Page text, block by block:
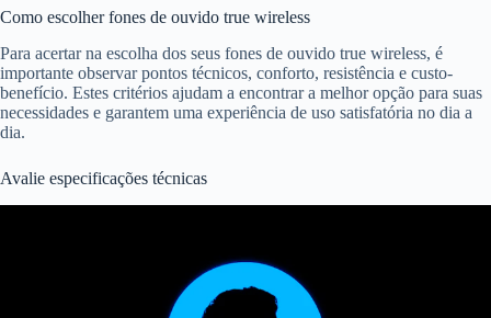
Como escolher fones de ouvido true wireless
Para acertar na escolha dos seus fones de ouvido true wireless, é
importante observar pontos técnicos, conforto, resistência e custo-
benefício. Estes critérios ajudam a encontrar a melhor opção para suas
necessidades e garantem uma experiência de uso satisfatória no dia a
dia.
Avalie especificações técnicas